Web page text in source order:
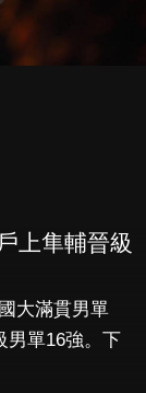
上隼輔晉級
大滿貫男單
男單16強。下